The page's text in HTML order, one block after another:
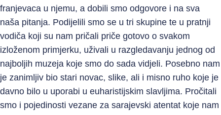
franjevaca u njemu, a dobili smo odgovore i na sva
naša pitanja. Podijelili smo se u tri skupine te u pratnji
vodiča koji su nam pričali priče gotovo o svakom
izloženom primjerku, uživali u razgledavanju jednog od
najboljih muzeja koje smo do sada vidjeli. Posebno nam
je zanimljiv bio stari novac, slike, ali i misno ruho koje je
davno bilo u uporabi u euharistijskim slavljima. Pročitali
smo i pojedinosti vezane za sarajevski atentat koje nam